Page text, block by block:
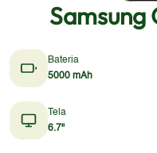
Samsung
Bateria
5000 mAh
Tela
6.7"